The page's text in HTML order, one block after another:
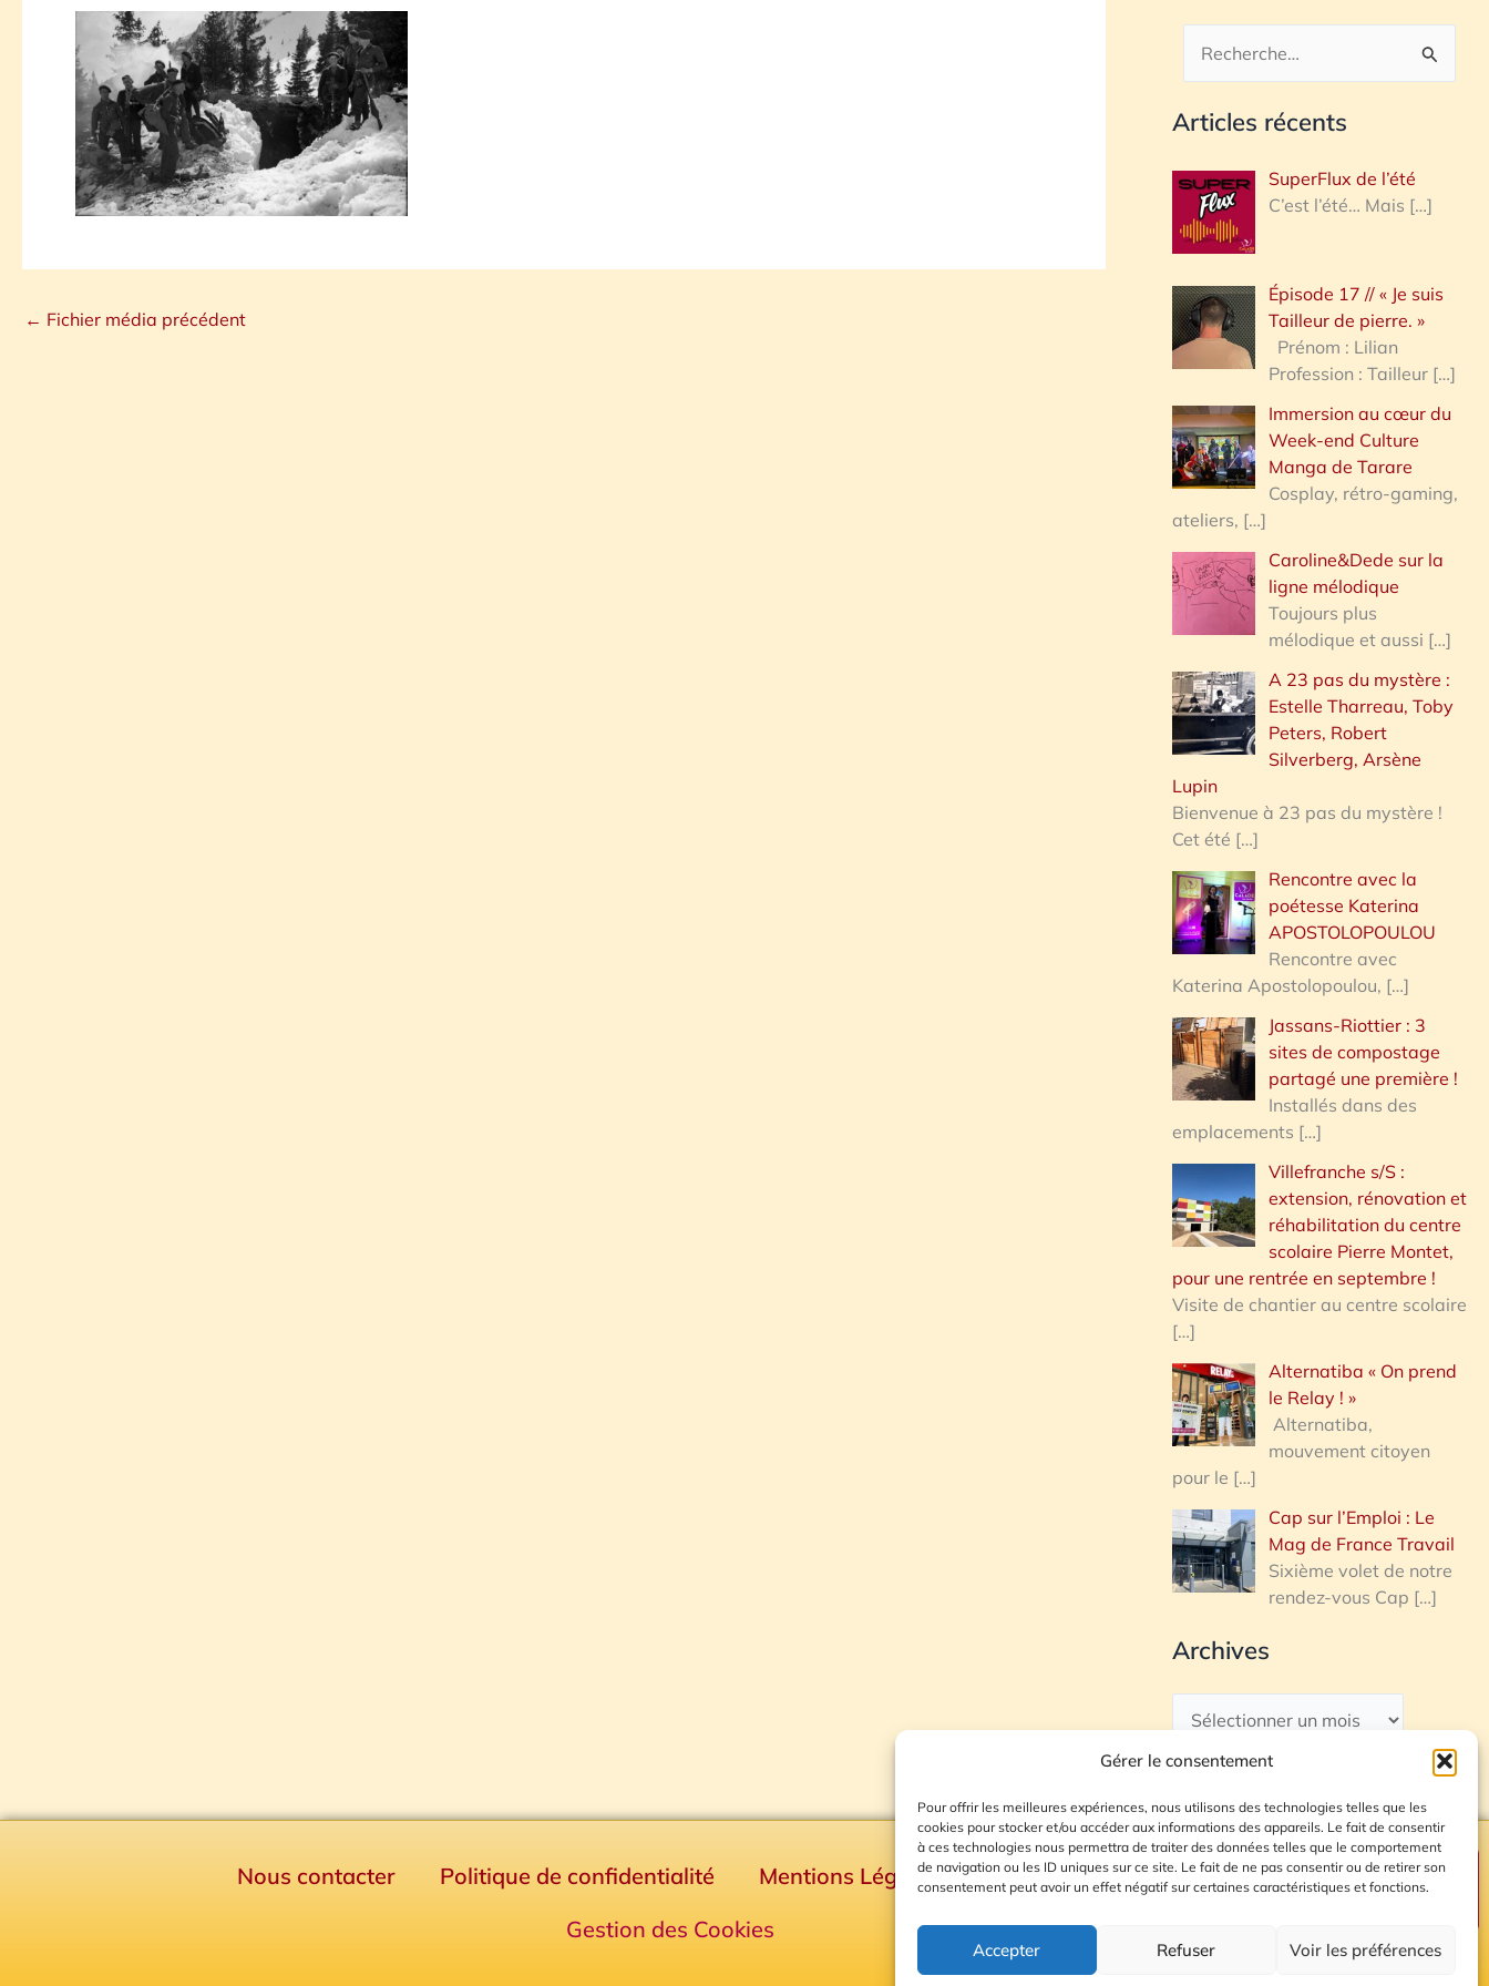
Gérer le consentement
Pour offrir les meilleures expériences, nous utilisons des technologies telles que les
cookies pour stocker et/ou accéder aux informations des appareils. Le fait de consentir
à ces technologies nous permettra de traiter des données telles que le comportement
de navigation ou les ID uniques sur ce site. Le fait de ne pas consentir ou de retirer son
consentement peut avoir un effet négatif sur certaines caractéristiques et fonctions.
Accepter Refuser Voir les préférences
← Fichier média précédent
c
h
r
h
e
:
Articles récents
SuperFlux de l’été
C’est l’été… Mais […]
Épisode 17 // « Je suis
Tailleur de pierre. »
Prénom : Lilian
Profession : Tailleur […]
Immersion au cœur du
Week-end Culture
Manga de Tarare
Cosplay, rétro-gaming,
ateliers, […]
Caroline&Dede sur la
ligne mélodique
Toujours plus
mélodique et aussi […]
A 23 pas du mystère :
Estelle Tharreau, Toby
Peters, Robert
Silverberg, Arsène
Lupin
Bienvenue à 23 pas du mystère !
Cet été […]
Rencontre avec la
poétesse Katerina
APOSTOLOPOULOU
Rencontre avec
Katerina Apostolopoulou, […]
Jassans-Riottier : 3
sites de compostage
partagé une première !
Installés dans des
emplacements […]
Villefranche s/S :
extension, rénovation et
réhabilitation du centre
scolaire Pierre Montet,
pour une rentrée en septembre !
Visite de chantier au centre scolaire
[…]
Alternatiba « On prend
le Relay ! »
Alternatiba,
mouvement citoyen
pour le […]
Cap sur l’Emploi : Le
Mag de France Travail
Sixième volet de notre
rendez-vous Cap […]
Archives
Nous contacter Politique de confidentialité Mentions Légales
Plan du site
Gestion des Cookies